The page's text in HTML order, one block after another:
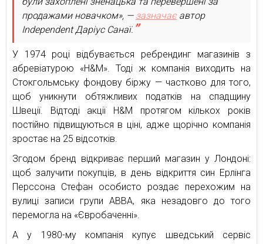
продажами новачком», — зазначає автор
Independent Даріус Санаї.
У 1974 році відбувається ребрендинг магазинів з
абревіатурою «H&M». Тоді ж компанія виходить на
Стокгольмську фондову біржу — частково для того,
щоб уникнути обтяжливих податків на спадщину
Швеції. Відтоді акції H&M протягом кількох років
постійно підвищуються в ціні, адже щорічно компанія
зростає на 25 відсотків.
Згодом бренд відкриває перший магазин у Лондоні:
щоб залучити покупців, в день відкриття син Ерлінга
Перссона Стефан особисто роздає перехожим на
вулиці записи групи АВВА, яка незадовго до того
перемогла на «Євробаченні».
А у 1980-му компанія купує шведський сервіс